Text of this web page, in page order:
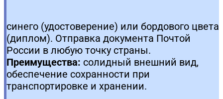
синего (удостоверение) или бордового цвета
(диплом). Отправка документа Почтой
России в любую точку страны.
Преимущества: солидный внешний вид,
обеспечение сохранности при
транспортировке и хранении.